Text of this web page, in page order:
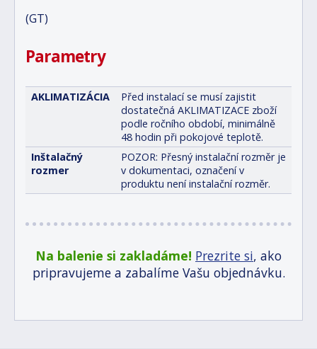
(GT)
Parametry
AKLIMATIZÁCIA
Před instalací se musí zajistit
dostatečná AKLIMATIZACE zboží
podle ročního období, minimálně
48 hodin při pokojové teplotě.
Inštalačný
rozmer
POZOR: Přesný instalační rozměr je
v dokumentaci, označení v
produktu není instalační rozměr.
Na balenie si zakladáme! Prezrite si, ako
pripravujeme a zabalíme Vašu objednávku.